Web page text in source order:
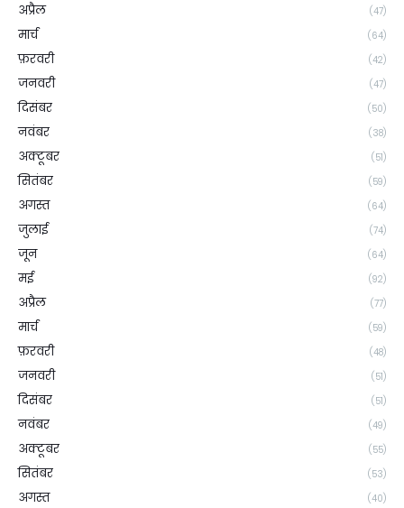
अप्रैल (47)
मार्च (64)
फ़रवरी (42)
जनवरी (47)
दिसंबर (50)
नवंबर (38)
अक्टूबर (51)
सितंबर (59)
अगस्त (64)
जुलाई (74)
जून (64)
मई (92)
अप्रैल (77)
मार्च (59)
फ़रवरी (48)
जनवरी (51)
दिसंबर (51)
नवंबर (49)
अक्टूबर (55)
सितंबर (53)
अगस्त (40)